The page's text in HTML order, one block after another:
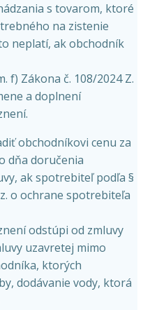
s tovarom, ktoré
na zistenie
neplatí, ak obchodník
f) Zákona č. 108/2024 Z.
a doplnení
obchodníkovi cenu za
dňa doručenia
ak spotrebiteľ podľa §
o ochrane spotrebiteľa
odstúpi od zmluvy
uzavretej mimo
ktorých
dodávanie vody, ktorá